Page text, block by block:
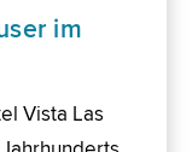
im
Vista Las